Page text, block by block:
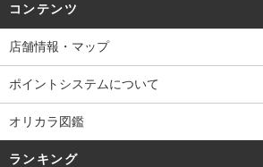
コンテンツ
店舗情報・マップ
ポイントシステムについて
オリカラ図鑑
ランキング